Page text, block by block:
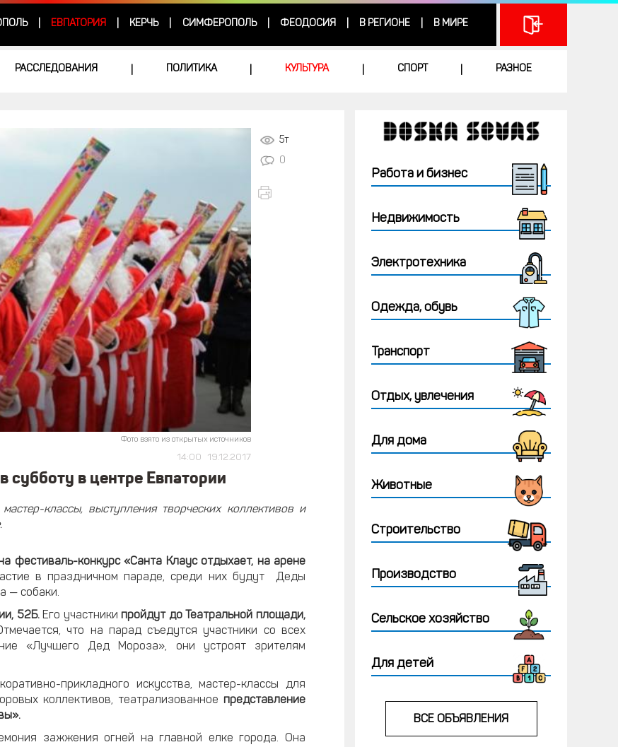
ЕВПАТОРИЯ КЕРЧЬ СИМФЕРОПОЛЬ ФЕОДОСИЯ В РЕГИОНЕ В МИРЕ
РАССЛЕДОВАНИЯ ПОЛИТИКА КУЛЬТУРА СПОРТ РАЗНОЕ
Фото взято из открытых источников
14:00 19.12.2017
5т
0
в центре Евпатории
классы, выступления творческих коллективов и
фестиваль-конкурс «Санта Клаус отдыхает, на арене
в праздничном параде, среди них будут Деды
— собаки.
52Б. Его участники пройдут до Театральной площади,
что на парад съедутся участники со всех
«Лучшего Дед Мороза», они устроят зрителям
прикладного искусства, мастер-классы для
коллективов, театрализованное представление
зажжения огней на главной елке города. Она
Работа и бизнес
Недвижимость
Электротехника
Одежда, обувь
Транспорт
Отдых, увлечения
Для дома
Животные
Строительство
Производство
Сельское хозяйство
Для детей
ВСЕ ОБЪЯВЛЕНИЯ